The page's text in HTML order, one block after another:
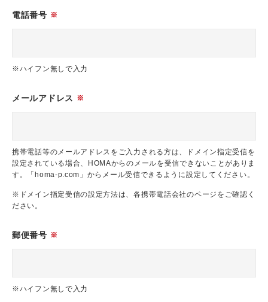
電話番号 ※
※ハイフン無しで入力
メールアドレス ※
携帯電話等のメールアドレスをご入力される方は、ドメイン指定受信を
設定されている場合、HOMAからのメールを受信できないことがありま
す。「homa-p.com」からメール受信できるように設定してください。
※ドメイン指定受信の設定方法は、各携帯電話会社のページをご確認く
ださい。
郵便番号 ※
※ハイフン無しで入力